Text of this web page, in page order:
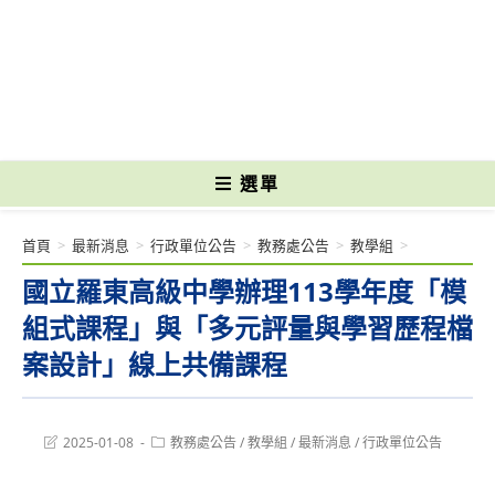
選單
國立羅東高級中學辦理113學年度「模
組式課程」與「多元評量與學習歷程檔
案設計」線上共備課程
首頁 > 最新消息 > 行政單位公告 > 教務處公告 > 教學組 >
Post2025-01-08
Post教務處公告/教學組 /最新消息 /行政單位公告